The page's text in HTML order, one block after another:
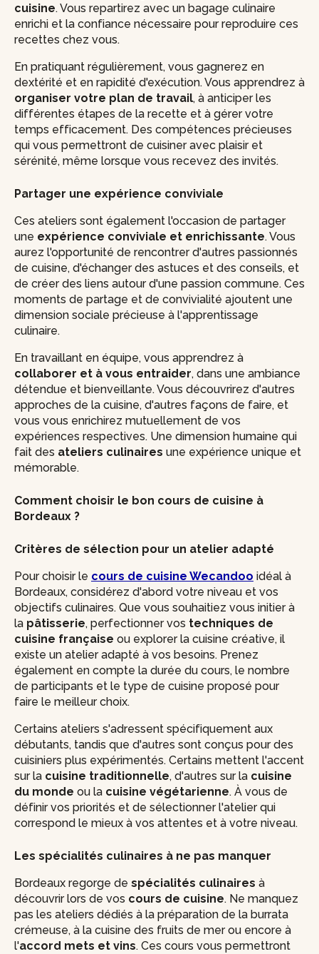
cuisine. Vous repartirez avec un bagage culinaire
enrichi et la confiance nécessaire pour reproduire ces
recettes chez vous.
En pratiquant régulièrement, vous gagnerez en
dextérité et en rapidité d'exécution. Vous apprendrez à
organiser votre plan de travail, à anticiper les
différentes étapes de la recette et à gérer votre
temps efficacement. Des compétences précieuses
qui vous permettront de cuisiner avec plaisir et
sérénité, même lorsque vous recevez des invités.
Partager une expérience conviviale
Ces ateliers sont également l'occasion de partager
une expérience conviviale et enrichissante. Vous
aurez l'opportunité de rencontrer d'autres passionnés
de cuisine, d'échanger des astuces et des conseils, et
de créer des liens autour d'une passion commune. Ces
moments de partage et de convivialité ajoutent une
dimension sociale précieuse à l'apprentissage
culinaire.
En travaillant en équipe, vous apprendrez à
collaborer et à vous entraider, dans une ambiance
détendue et bienveillante. Vous découvrirez d'autres
approches de la cuisine, d'autres façons de faire, et
vous vous enrichirez mutuellement de vos
expériences respectives. Une dimension humaine qui
fait des ateliers culinaires une expérience unique et
mémorable.
Comment choisir le bon cours de cuisine à
Bordeaux ?
Critères de sélection pour un atelier adapté
Pour choisir le cours de cuisine Wecandoo idéal à
Bordeaux, considérez d'abord votre niveau et vos
objectifs culinaires. Que vous souhaitiez vous initier à
la pâtisserie, perfectionner vos techniques de
cuisine française ou explorer la cuisine créative, il
existe un atelier adapté à vos besoins. Prenez
également en compte la durée du cours, le nombre
de participants et le type de cuisine proposé pour
faire le meilleur choix.
Certains ateliers s'adressent spécifiquement aux
débutants, tandis que d'autres sont conçus pour des
cuisiniers plus expérimentés. Certains mettent l'accent
sur la cuisine traditionnelle, d'autres sur la cuisine
du monde ou la cuisine végétarienne. À vous de
définir vos priorités et de sélectionner l'atelier qui
correspond le mieux à vos attentes et à votre niveau.
Les spécialités culinaires à ne pas manquer
Bordeaux regorge de spécialités culinaires à
découvrir lors de vos cours de cuisine. Ne manquez
pas les ateliers dédiés à la préparation de la burrata
crémeuse, à la cuisine des fruits de mer ou encore à
l'accord mets et vins. Ces cours vous permettront